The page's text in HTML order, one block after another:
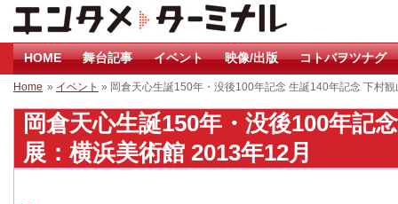
HOME 舞台記事 イベント 映像/出版 コトバヲツナグ
Home » イベント » 岡倉天心生誕150年・没後100年記念 生誕140年記念 下村
岡倉天心生誕150年・没後100年記
展：横浜美術館 2013年12月